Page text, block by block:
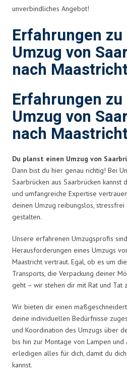
unverbindliches Angebot!
Erfahrungen
Umzug von
nach Maastricht
Erfahrungen
Umzug von
nach Maastricht
Du planst einen Umzug von
Dann bist du hier genau richtig! Bei
Saarbrücken aus Saarbrücken kannst
und umfangreiche Expertise
deinen Umzug reibungslos,
gestalten.
Unsere erfahrenen Umzugsprofis
Herausforderungen eines Umzugs
Maastricht vertraut. Egal, ob es um
Transports, die Verpackung deiner
geht – wir stehen dir mit Rat und Tat
Wir bieten dir einen
deine individuellen Bedürfnisse
und Koordination des Umzugs über
bis hin zur Montage von Lampen und
erledigen alles für dich, damit du
kannst.